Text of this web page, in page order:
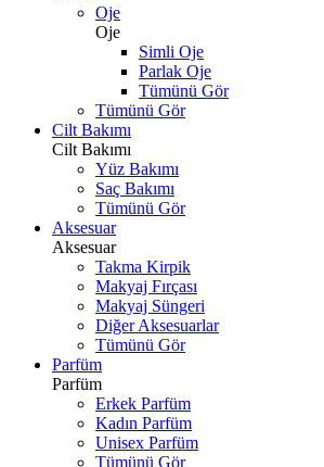
Oje
Oje
Simli Oje
Parlak Oje
Tümünü Gör
Tümünü Gör
Cilt Bakımı
Cilt Bakımı
Yüz Bakımı
Saç Bakımı
Tümünü Gör
Aksesuar
Aksesuar
Takma Kirpik
Makyaj Fırçası
Makyaj Süngeri
Diğer Aksesuarlar
Tümünü Gör
Parfüm
Parfüm
Erkek Parfüm
Kadın Parfüm
Unisex Parfüm
Tümünü Gör